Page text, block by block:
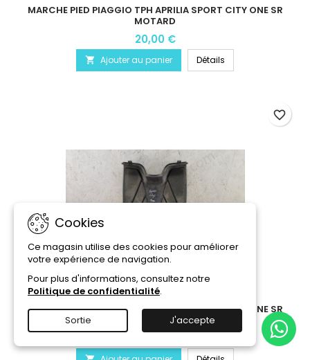
MARCHE PIED PIAGGIO TPH APRILIA SPORT CITY ONE SR
MOTARD
20,00 €
 Ajouter au panier Détails
RÉFÉRENCE:
MARCHE PIED PIAGGIO TPH APRILIA SPORT CITY ONE SR
MOTARD
favorite_border
Cookies
Ce magasin utilise des cookies pour améliorer
votre expérience de navigation.
Pour plus d'informations, consultez notre
Politique de confidentialité.
Sortie J'accepte